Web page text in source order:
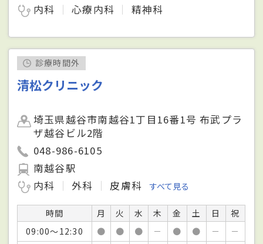
内科
心療内科 精神科
診療時間外
清松クリニック
埼玉県越谷市南越谷1丁目16番1号 布武プラ
ザ越谷ビル2階
048-986-6105
南越谷駅
内科
外科 皮膚科 すべて見る
時間 月 火 水 木 金 土 日
祝
09:00～12:30
● ● ● － ● ● －
－